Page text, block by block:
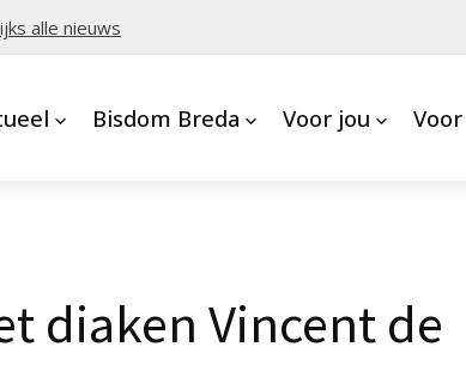
alle nieuws
Bisdom Breda Voor jou
diaken Vincent de